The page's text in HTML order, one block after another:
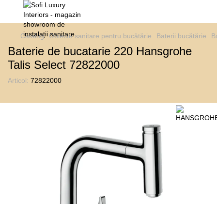
Catalog Obiecte sanitare pentru bucătărie Baterii bucătărie
Baterie de bucatarie 220 Hansgrohe
Talis Select 72822000
Articol: 72822000